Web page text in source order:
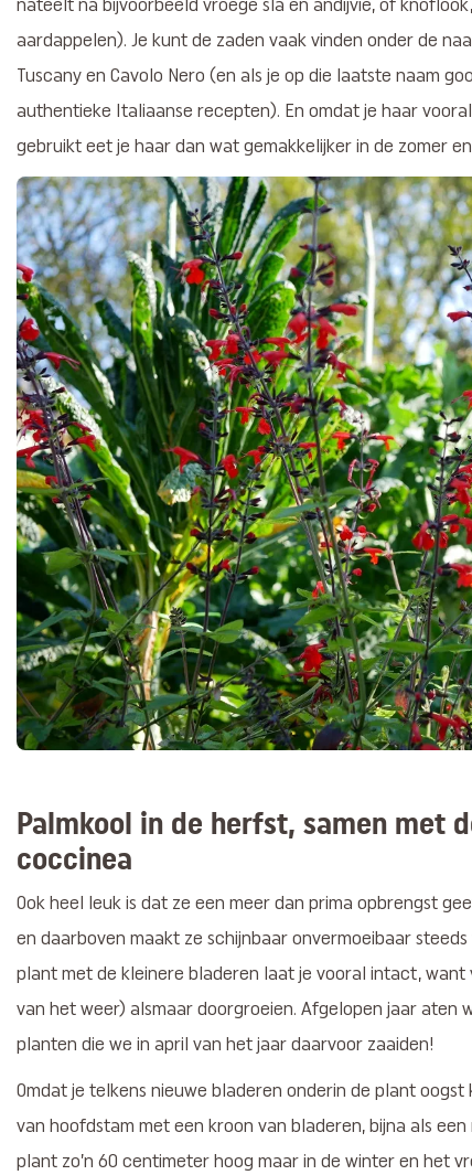
nateelt na bijvoorbeeld vroege sla en andijvie, of
aardappelen). Je kunt de zaden vaak vinden onder de
Tuscany en Cavolo Nero (en als je op die laatste naam
authentieke Italiaanse recepten). En omdat je haar
gebruikt eet je haar dan wat gemakkelijker in de zomer
Palmkool in de herfst, samen met
coccinea
Ook heel leuk is dat ze een meer dan prima opbrengst
en daarboven maakt ze schijnbaar onvermoeibaar
plant met de kleinere bladeren laat je vooral intact,
van het weer) alsmaar doorgroeien. Afgelopen jaar aten
planten die we in april van het jaar daarvoor zaaiden!
Omdat je telkens nieuwe bladeren onderin de plant
van hoofdstam met een kroon van bladeren, bijna als
plant zo’n 60 centimeter hoog maar in de winter en het